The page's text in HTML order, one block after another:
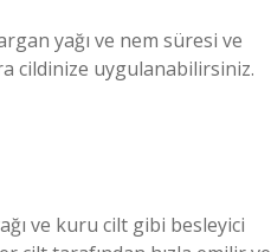
yağı ve nem süresi ve
cildinize uygulanabilirsiniz.
ve kuru cilt gibi besleyici